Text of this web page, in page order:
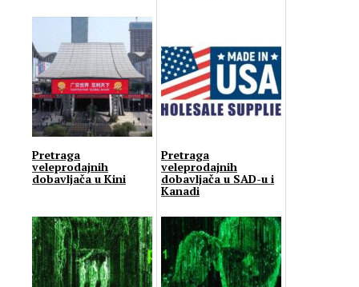
Pretraga
veleprodajnih
dobavljača u Kini
Pretraga
veleprodajnih
dobavljača u SAD-u i
Kanadi